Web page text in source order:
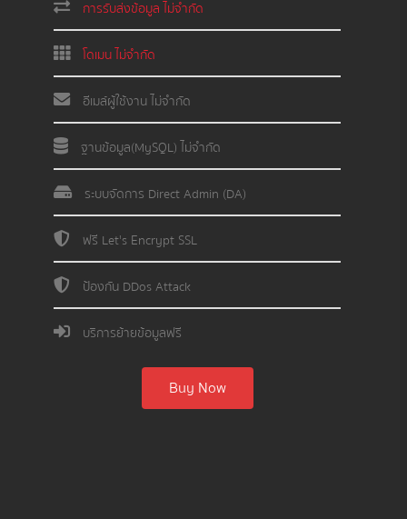
การรับส่งข้อมูล ไม่จำกัด
โดเมน ไม่จำกัด
อีเมล์ผู้ใช้งาน ไม่จำกัด
ฐานข้อมูล(MySQL) ไม่จำกัด
ระบบจัดการ Direct Admin (DA)
ฟรี Let's Encrypt SSL
ป้องกัน DDos Attack
บริการย้ายข้อมูลฟรี
Buy Now